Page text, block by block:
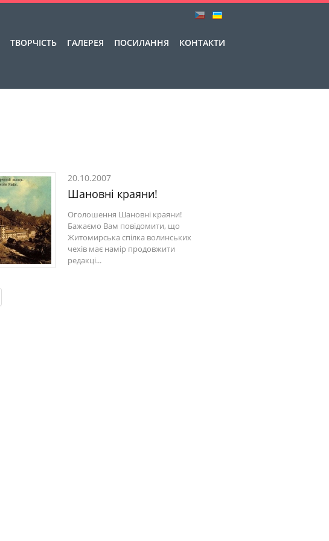
ТВОРЧІСТЬ ГАЛЕРЕЯ ПОСИЛАННЯ КОНТАКТИ
20.10.2007
Шановні краяни!
Оголошення Шановні краяни!
Бажаємо Вам повідомити, що
Житомирська спілка волинських
чехів має намір продовжити
редакці...